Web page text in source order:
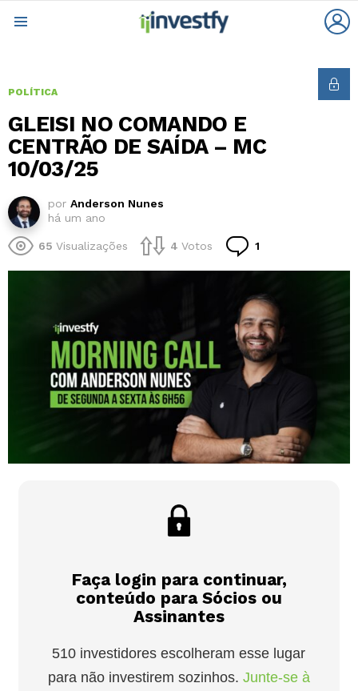
POLÍTICA
GLEISI NO COMANDO E
CENTRÃO DE SAÍDA – MC
10/03/25
por Anderson Nunes
há um ano
65 Visualizações 4 Votos 1
Faça login para continuar,
conteúdo para Sócios ou
Assinantes
510 investidores escolheram esse lugar
para não investirem sozinhos. Junte-se à